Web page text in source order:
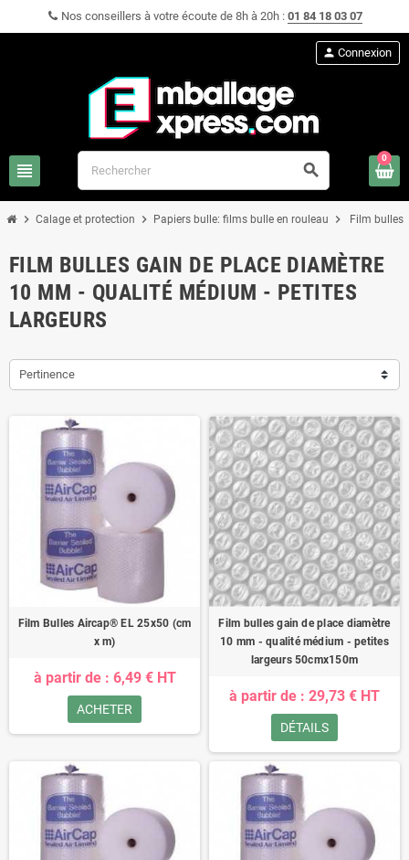
Nos conseillers à votre écoute de 8h à 20h : 01 84 18 03 07
view_headline search
person Connexion
0
chevron_right Calage et protection chevron_right Papiers bulle: films bulle en rouleau chevron_right Film bulles
FILM BULLES GAIN DE PLACE DIAMÈTRE
10 MM - QUALITÉ MÉDIUM - PETITES
LARGEURS
Pertinence
Film Bulles Aircap® EL 25x50 (cm
x m)
à partir de : 6,49 € HT
ACHETER
Film bulles gain de place diamètre
10 mm - qualité médium - petites
largeurs 50cmx150m
à partir de : 29,73 € HT
DÉTAILS